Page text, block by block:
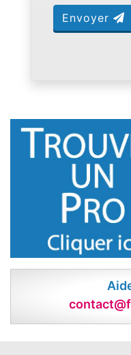
Envoyer